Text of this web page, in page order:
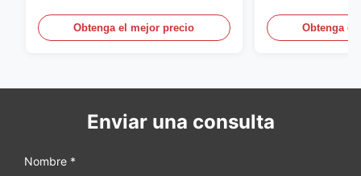
HDPE, máquina de moldeo por
soplado de PE
Obtenga el mejor precio
automático a
60L
Obtenga el
Enviar una consulta
Nombre *